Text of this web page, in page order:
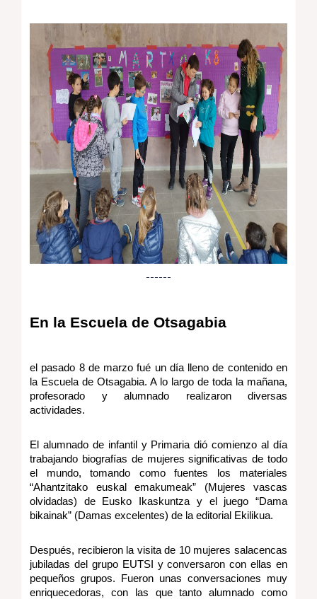
------
En la Escuela de Otsagabia
el pasado 8 de marzo fué un día lleno de contenido en
la Escuela de Otsagabia. A lo largo de toda la mañana,
profesorado y alumnado realizaron diversas
actividades.
El alumnado de infantil y Primaria dió comienzo al día
trabajando biografías de mujeres significativas de todo
el mundo, tomando como fuentes los materiales
“Ahantzitako euskal emakumeak” (Mujeres vascas
olvidadas) de Eusko Ikaskuntza y el juego “Dama
bikainak” (Damas excelentes) de la editorial Ekilikua.
Después, recibieron la visita de 10 mujeres salacencas
jubiladas del grupo EUTSI y conversaron con ellas en
pequeños grupos. Fueron unas conversaciones muy
enriquecedoras, con las que tanto alumnado como